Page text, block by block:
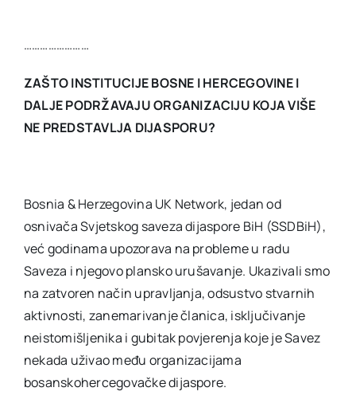
……………………
ZAŠTO INSTITUCIJE BOSNE I HERCEGOVINE I
DALJE PODRŽAVAJU ORGANIZACIJU KOJA VIŠE
NE PREDSTAVLJA DIJASPORU?
Bosnia & Herzegovina UK Network, jedan od
osnivača Svjetskog saveza dijaspore BiH (SSDBiH),
već godinama upozorava na probleme u radu
Saveza i njegovo plansko urušavanje. Ukazivali smo
na zatvoren način upravljanja, odsustvo stvarnih
aktivnosti, zanemarivanje članica, isključivanje
neistomišljenika i gubitak povjerenja koje je Savez
nekada uživao među organizacijama
bosanskohercegovačke dijaspore.